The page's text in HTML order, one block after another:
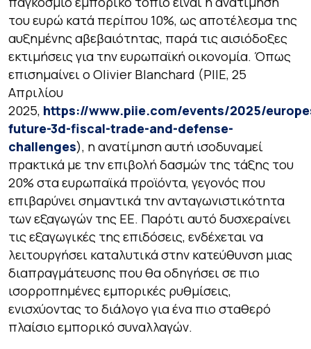
του ευρώ κατά περίπου 10%, ως αποτέλεσμα της
αυξημένης αβεβαιότητας, παρά τις αισιόδοξες
εκτιμήσεις για την ευρωπαϊκή οικονομία. Όπως
επισημαίνει ο Olivier Blanchard (PIIE, 25
Απριλίου
2025, https://www.piie.com/events/2025/
future-3d-fiscal-trade-and-defense-
challenges), η ανατίμηση αυτή ισοδυναμεί
πρακτικά με την επιβολή δασμών της τάξης του
20% στα ευρωπαϊκά προϊόντα, γεγονός που
επιβαρύνει σημαντικά την ανταγωνιστικότητα
των εξαγωγών της ΕΕ. Παρότι αυτό δυσχεραίνει
τις εξαγωγικές της επιδόσεις, ενδέχεται να
λειτουργήσει καταλυτικά στην κατεύθυνση μιας
διαπραγμάτευσης που θα οδηγήσει σε πιο
ισορροπημένες εμπορικές ρυθμίσεις,
ενισχύοντας το διάλογο για ένα πιο σταθερό
πλαίσιο εμπορικό συναλλαγών.